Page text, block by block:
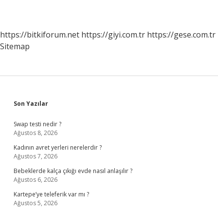
https://bitkiforum.net https://giyi.com.tr https://gese.com.tr
Sitemap
Sidebar
Son Yazılar
Swap testi nedir ?
Ağustos 8, 2026
Kadının avret yerleri nerelerdir ?
Ağustos 7, 2026
Bebeklerde kalça çıkığı evde nasıl anlaşılır ?
Ağustos 6, 2026
Kartepe’ye teleferik var mı ?
Ağustos 5, 2026